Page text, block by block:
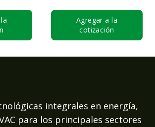
Agregar a la
cotización
integrales en energía,
para los principales sectores